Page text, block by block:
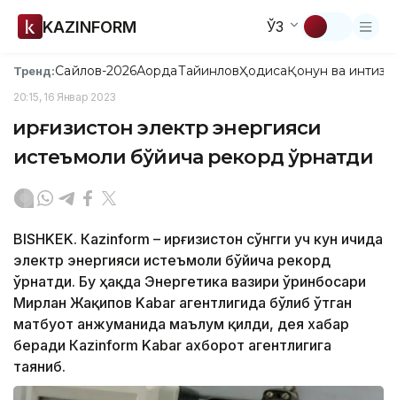
KAZINFORM ЎЗ
Тренд:Сайлов-2026АқордаТайинловҲодисаҚонун ва
20:15, 16 Январ 2023
Қирғизистон электр энергияси
истеъмоли бўйича рекорд ўрнатди
BISHKEK. Кazinform – Қирғизистон сўнгги уч кун ичида
электр энергияси истеъмоли бўйича рекорд
ўрнатди. Бу ҳақда Энергетика вазири ўринбосари
Мирлан Жақипов Kabar агентлигида бўлиб ўтган
матбуот анжуманида маълум қилди, дея хабар
беради Кazinform Kabar ахборот агентлигига
таяниб.